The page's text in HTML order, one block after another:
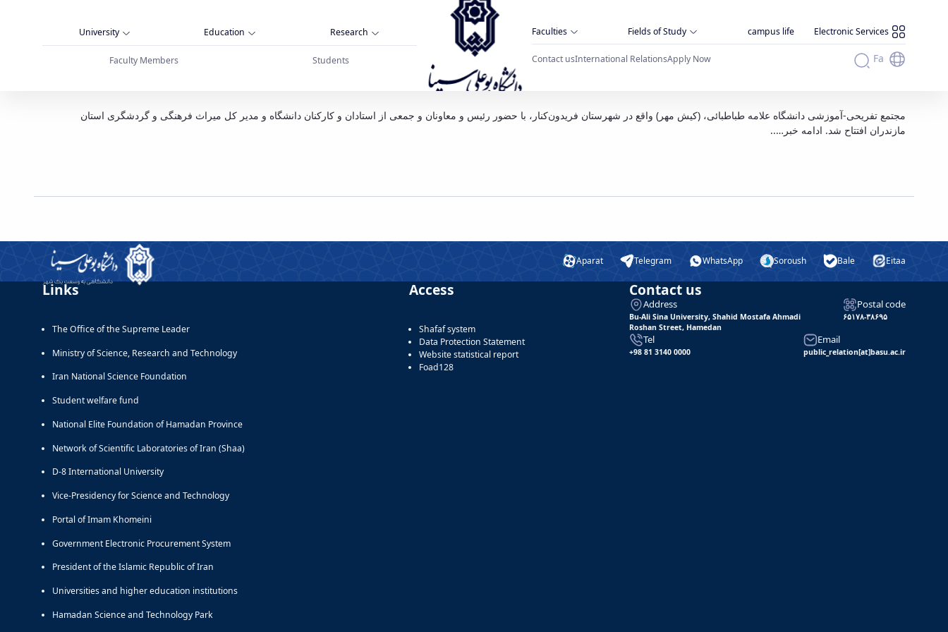
University Education Research
Faculty Members Students
Faculties Fields of Study campus life Electronic Services
Contact usInternational RelationsApply Now Fa
اطلاعیه پذیرش میهمان تابستان 1397 در مجتمع کیش مهر – فریدونکنار - دانشگاه بوعلی سینا همدان
مجتمع تفریحی-آموزشی دانشگاه علامه طباطبائی، (کیش مهر) واقع در شهرستان فریدون‌کنار، با حضور رئیس و معاونان و جمعی از استادان و کارکنان دانشگاه و مدیر کل میراث فرهنگی و گردشگری استان
مازندران افتتاح شد. ادامه خبر…..
Aparat Telegram WhatsApp Soroush Bale Eitaa
Links
The Office of the Supreme Leader
Ministry of Science, Research and Technology
Iran National Science Foundation
Student welfare fund
National Elite Foundation of Hamadan Province
Network of Scientific Laboratories of Iran (Shaa)
D-8 International University
Vice-Presidency for Science and Technology
Portal of Imam Khomeini
Government Electronic Procurement System
President of the Islamic Republic of Iran
Universities and higher education institutions
Hamadan Science and Technology Park
Access
Shafaf system
Data Protection Statement
Website statistical report
Foad128
Contact us
Address
Bu-Ali Sina University, Shahid Mostafa Ahmadi
Roshan Street, Hamedan
Postal code
۶۵۱۷۸-۳۸۶۹۵
Tel
+98 81 3140 0000
Email
public_relation[at]basu.ac.ir